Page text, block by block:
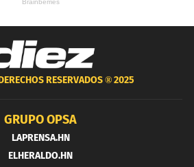
RESERVADOS ®2025
GRUPO OPSA
LAPRENSA.HN
ELHERALDO.HN